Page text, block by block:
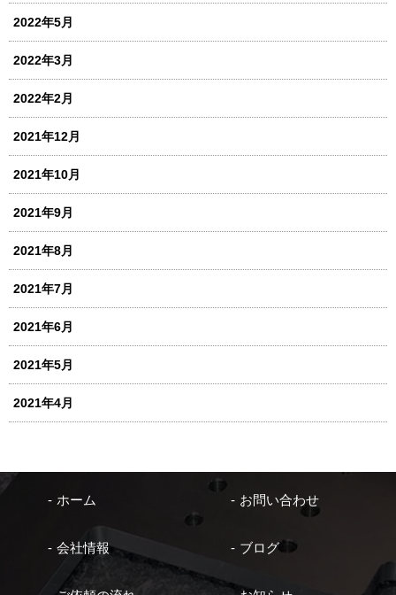
2022年5月
2022年3月
2022年2月
2021年12月
2021年10月
2021年9月
2021年8月
2021年7月
2021年6月
2021年5月
2021年4月
ホーム
会社情報
お問い合わせ
ブログ